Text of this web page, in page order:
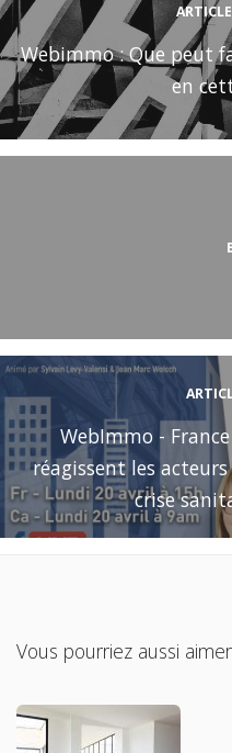
Webimmo : Que peut
en
WebImmo -
réagissent les
crise
Vous pourriez aussi aimer